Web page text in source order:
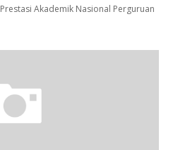
Akademik Nasional Perguruan